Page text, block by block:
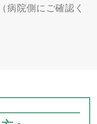
病院側にご確認く